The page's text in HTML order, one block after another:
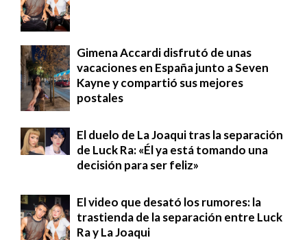
Gimena Accardi disfrutó de unas
vacaciones en España junto a Seven
Kayne y compartió sus mejores
postales
El duelo de La Joaqui tras la separación
de Luck Ra: «Él ya está tomando una
decisión para ser feliz»
El video que desató los rumores: la
trastienda de la separación entre Luck
Ra y La Joaqui